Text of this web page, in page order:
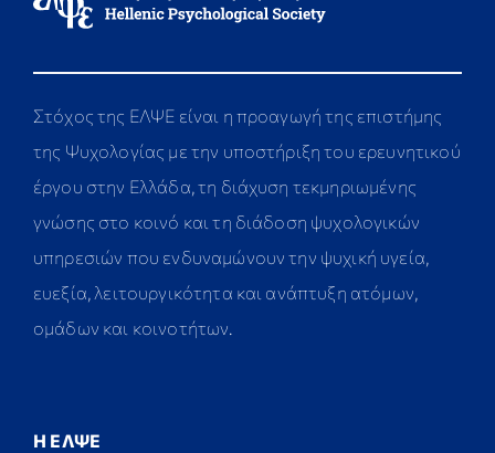
Στόχος της ΕΛΨΕ είναι η προαγωγή της επιστήμης
της Ψυχολογίας με την υποστήριξη του ερευνητικού
έργου στην Ελλάδα, τη διάχυση τεκμηριωμένης
γνώσης στο κοινό και τη διάδοση ψυχολογικών
υπηρεσιών που ενδυναμώνουν την ψυχική υγεία,
ευεξία, λειτουργικότητα και ανάπτυξη ατόμων,
ομάδων και κοινοτήτων.
Η ΕΛΨΕ